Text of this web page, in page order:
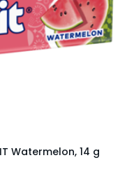
Watermelon, 14 g